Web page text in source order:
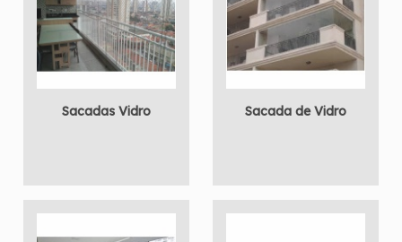
Sacadas Vidro Sacada de Vidro